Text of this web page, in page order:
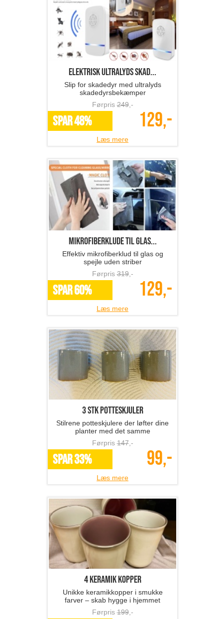
Elektrisk ultralyds skad...
Slip for skadedyr med ultralyds
skadedyrsbekæmper
Førpris249,-
SPAR 48% 129,-
Læs mere
Mikrofiberklude til glas...
Effektiv mikrofiberklud til glas og
spejle uden striber
Førpris319,-
SPAR 60% 129,-
Læs mere
3 stk potteskjuler
Stilrene potteskjulere der løfter dine
planter med det samme
Førpris147,-
SPAR 33% 99,-
Læs mere
4 keramik kopper
Unikke keramikkopper i smukke
farver – skab hygge i hjemmet
Førpris199,-